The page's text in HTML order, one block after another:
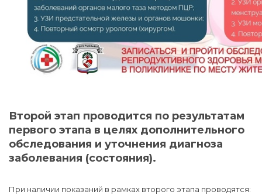
Второй этап проводится по результатам
первого этапа в целях дополнительного
обследования и уточнения диагноза
заболевания (состояния).
При наличии показаний в рамках второго этапа проводятся: